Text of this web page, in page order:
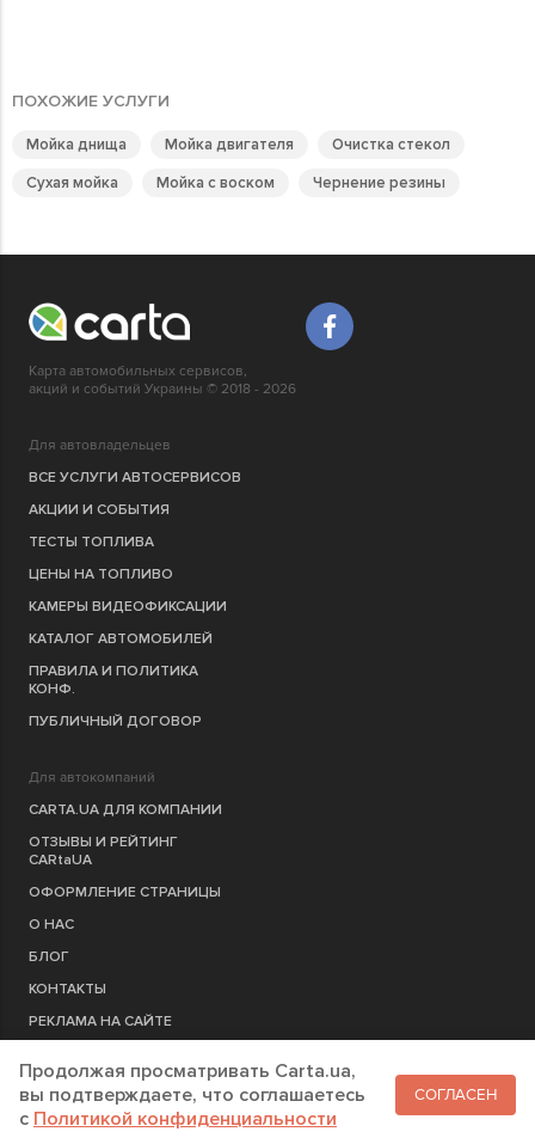
ПОХОЖИЕ УСЛУГИ
Мойка днища Мойка двигателя
Очистка стекол
Сухая мойка
Мойка с воском Чернение резины
Карта автомобильных сервисов,
акций и событий Украины © 2018 - 2026
Для автовладельцев
ВСЕ УСЛУГИ АВТОСЕРВИСОВ
АКЦИИ И СОБЫТИЯ
ТЕСТЫ ТОПЛИВА
ЦЕНЫ НА ТОПЛИВО
КАМЕРЫ ВИДЕОФИКСАЦИИ
КАТАЛОГ АВТОМОБИЛЕЙ
ПРАВИЛА И ПОЛИТИКА
КОНФ.
ПУБЛИЧНЫЙ ДОГОВОР
Для автокомпаний
CARTA.UA ДЛЯ КОМПАНИИ
ОТЗЫВЫ И РЕЙТИНГ
CARtaUA
ОФОРМЛЕНИЕ СТРАНИЦЫ
О НАС
БЛОГ
КОНТАКТЫ
РЕКЛАМА НА САЙТЕ
РЕГИСТРАЦИЯ КОМПАНИЮ
Продолжая просматривать Carta.ua,
вы подтверждаете, что соглашаетесь
c Политикой конфиденциальности
СОГЛАСЕН